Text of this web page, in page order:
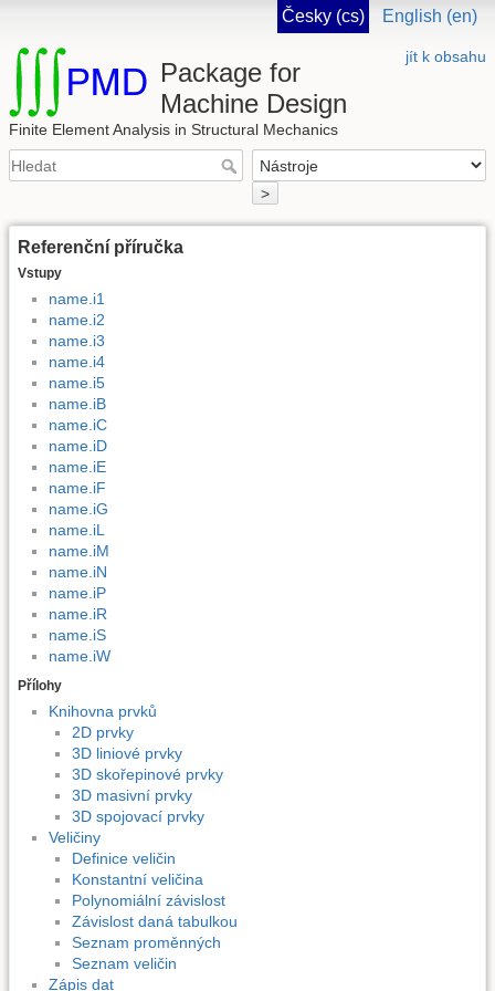
Česky (cs) English (en)
jít k obsahu
Package for
Machine Design
Finite Element Analysis in Structural Mechanics
>
Referenční příručka
Vstupy
name.i1
name.i2
name.i3
name.i4
name.i5
name.iB
name.iC
name.iD
name.iE
name.iF
name.iG
name.iL
name.iM
name.iN
name.iP
name.iR
name.iS
name.iW
Přílohy
Knihovna prvků
2D prvky
3D liniové prvky
3D skořepinové prvky
3D masivní prvky
3D spojovací prvky
Veličiny
Definice veličin
Konstantní veličina
Polynomiální závislost
Závislost daná tabulkou
Seznam proměnných
Seznam veličin
Zápis dat